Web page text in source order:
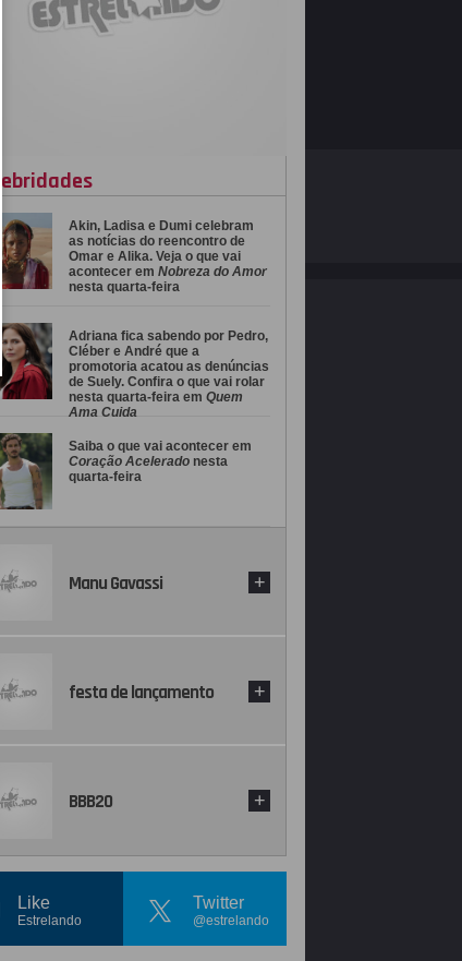
Akin, Ladisa e Dumi celebram
as notícias do reencontro de
Omar e Alika. Veja o que vai
acontecer em Nobreza do Amor
nesta quarta-feira
Adriana fica sabendo por Pedro,
Cléber e André que a
promotoria acatou as denúncias
de Suely. Confira o que vai rolar
nesta quarta-feira em Quem
Ama Cuida
Saiba o que vai acontecer em
Coração Acelerado nesta
quarta-feira
Manu Gavassi +
festa de lançamento +
BBB20 +
Like
Estrelando
Twitter
@estrelando
Desenvolvido por